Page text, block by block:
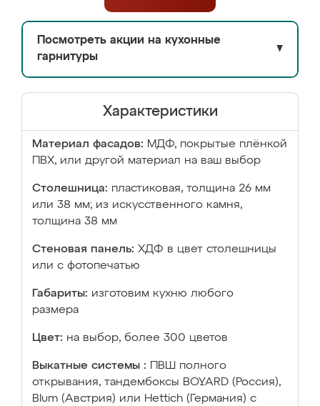
Посмотреть акции на кухонные
гарнитуры
▼
Характеристики
Материал фасадов: МДФ, покрытые плёнкой
ПВХ, или другой материал на ваш выбор
Столешница: пластиковая, толщина 26 мм
или 38 мм; из искусственного камня,
толщина 38 мм
Стеновая панель: ХДФ в цвет столешницы
или с фотопечатью
Габариты: изготовим кухню любого
размера
Цвет: на выбор, более 300 цветов
Выкатные системы :
ПВШ полного
открывания, тандембоксы BOYARD (Россия),
Blum (Австрия) или Hettich (Германия) с